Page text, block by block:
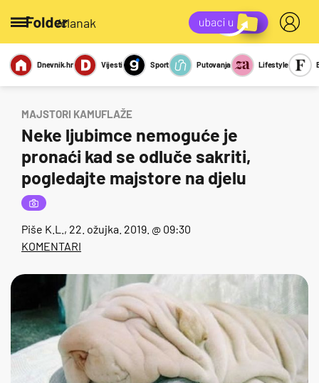
/članak
Miks Kviz
Report
Sexy
Dnevnik.hr Vijesti Sport Putovanja Lifestyle
MAJSTORI KAMUFLAŽE
Neke ljubimce nemoguće je
pronaći kad se odluče sakriti,
pogledajte majstore na djelu
Piše K.L. , 22. ožujka. 2019. @ 09:30
KOMENTARI